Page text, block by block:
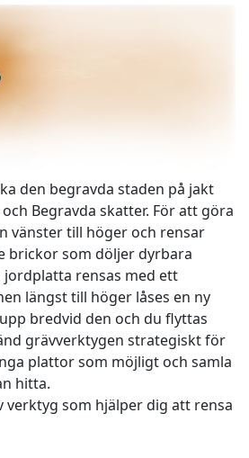
den begravda staden på jakt
Begravda skatter. För att göra
vänster till höger och rensar
brickor som döljer dyrbara
jordplatta rensas med ett
längst till höger låses en ny
bredvid den och du flyttas
grävverktygen strategiskt för
plattor som möjligt och samla
hitta.
verktyg som hjälper dig att rensa